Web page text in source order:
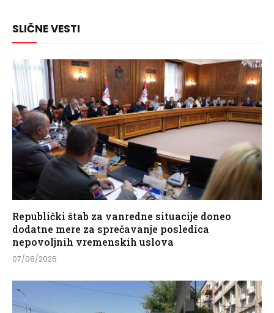
SLIČNE VESTI
Republički štab za vanredne situacije doneo
dodatne mere za sprečavanje posledica
nepovoljnih vremenskih uslova
07/08/2026